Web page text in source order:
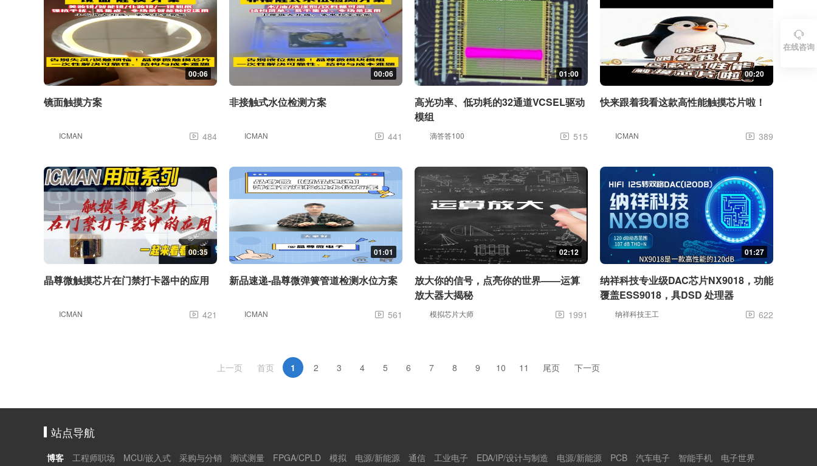
00:06
镜面触摸方案
ICMAN  484
00:06
非接触式水位检测方案
ICMAN  441
01:00
高光功率、低功耗的32通道VCSEL驱动
模组
滴答答100  515
00:20
快来跟着我看这款高性能触摸芯片啦！
ICMAN  389
00:35
晶尊微触摸芯片在门禁打卡器中的应用
ICMAN  421
01:01
新品速递-晶尊微弹簧管道检测水位方案
ICMAN  561
02:12
放大你的信号，点亮你的世界——运算
放大器大揭秘
模拟芯片大师  1991
01:27
纳祥科技专业级DAC芯片NX9018，功能
覆盖ESS9018，具DSD 处理器
纳祥科技王工  622
上一页 首页 1 2 3 4 5 6 7 8 9 10 11 尾页 下一页
站点导航
博客 工程师职场 MCU/嵌入式 采购与分销 测试测量 FPGA/CPLD 模拟 电源/新能源 通信 工业电子 EDA/IP/设计与制造 电源/新能源 PCB 汽车电子 智能手机 电子世界

在线咨询